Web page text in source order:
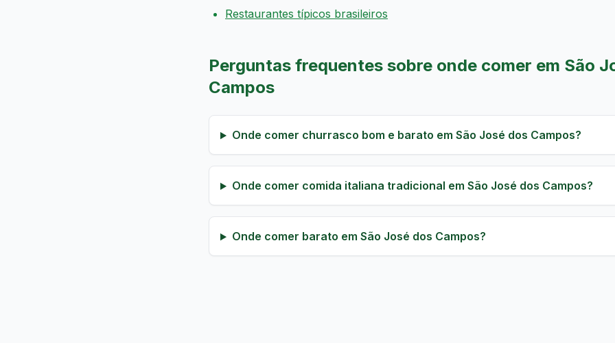
Restaurantes típicos brasileiros
Perguntas frequentes sobre onde comer em São
Campos
Onde comer churrasco bom e barato em São José dos Campos?
Onde comer comida italiana tradicional em São José dos Campos?
Onde comer barato em São José dos Campos?